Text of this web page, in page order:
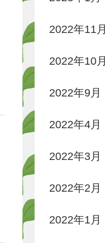
2022年11月
2022年10月
2022年9月
2022年4月
2022年3月
2022年2月
2022年1月